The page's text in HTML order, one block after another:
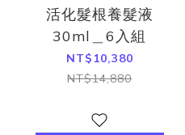
活化髮根養髮液
30ml＿6入組
NT$10,380
NT$14,880